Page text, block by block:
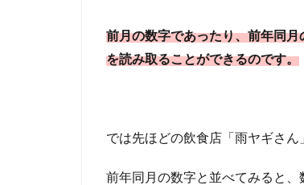
前月の数字であったり、前年同
を読み取ることができるのです。
では先ほどの飲食店「雨ヤギさん
前年同月の数字と並べてみると、